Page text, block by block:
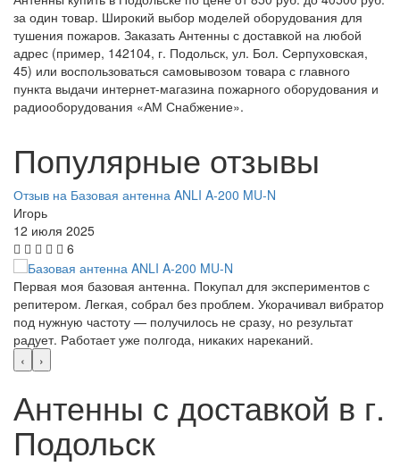
за один товар. Широкий выбор моделей оборудования для
тушения пожаров. Заказать Антенны с доставкой на любой
адрес (пример, 142104, г. Подольск, ул. Бол. Серпуховская,
45) или воспользоваться самовывозом товара с главного
пункта выдачи интернет-магазина пожарного оборудования и
радиооборудования «АМ Снабжение».
Популярные отзывы
Отзыв на Базовая антенна ANLI A-200 MU-N
Игорь
12 июля 2025
6
Первая моя базовая антенна. Покупал для экспериментов с
репитером. Легкая, собрал без проблем. Укорачивал вибратор
под нужную частоту — получилось не сразу, но результат
радует. Работает уже полгода, никаких нареканий.
‹
›
Антенны с доставкой в г.
Подольск